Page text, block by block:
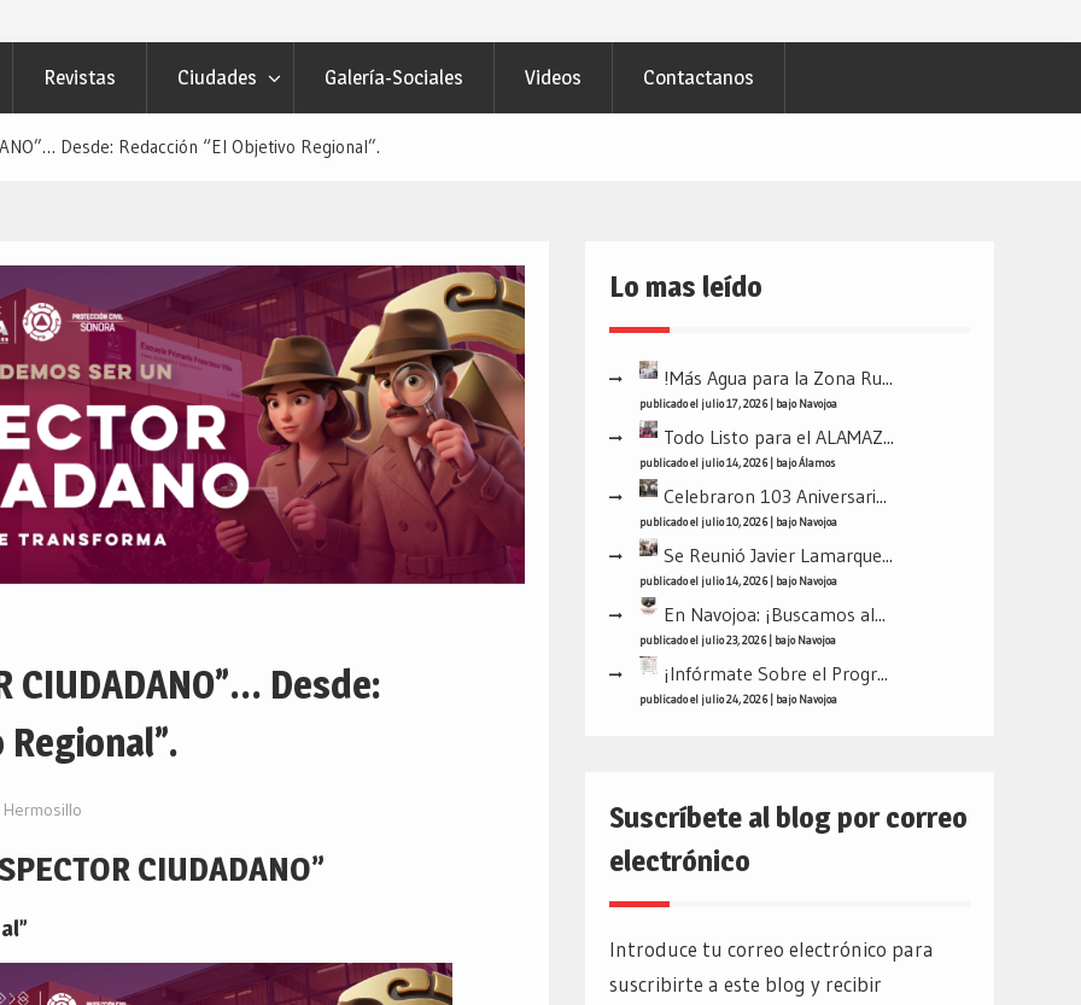
Revistas Ciudades Galería-Sociales Videos Contactanos
Desde: Redacción “El Objetivo Regional”.
CIUDADANO”… Desde:
Regional”.
Hermosillo
CIUDADANO”
Lo mas leído
!Más Agua para la Zona Ru...
publicado el julio 17, 2026| bajoNavojoa
Todo Listo para el ALAMAZ...
publicado el julio 14, 2026| bajoÁlamos
Celebraron 103 Aniversari...
publicado el julio 10, 2026| bajoNavojoa
Se Reunió Javier Lamarque...
publicado el julio 14, 2026| bajoNavojoa
En Navojoa: ¡Buscamos al...
publicado el julio 23, 2026| bajoNavojoa
¡Infórmate Sobre el Progr...
publicado el julio 24, 2026| bajoNavojoa
Suscríbete al blog por correo
electrónico
Introduce tu correo electrónico para
suscribirte a este blog y recibir